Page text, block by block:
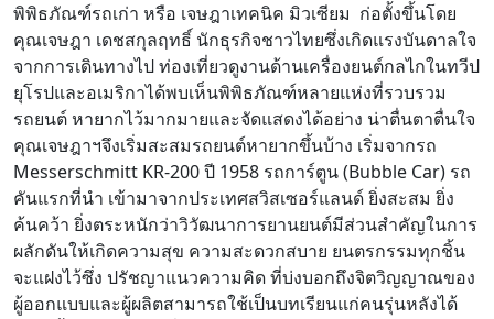
พิพิธภัณฑ์รถเก่า หรือ เจษฎาเทคนิค มิวเซียม ก่อตั้งขึ้นโดย
คุณเจษฎา เดชสกุลฤทธิ์ นักธุรกิจชาวไทยซึ่งเกิดแรงบันดาลใจ
จากการเดินทางไป ท่องเที่ยวดูงานด้านเครื่องยนต์กลไกในทวีป
ยุโรปและอเมริกาได้พบเห็นพิพิธภัณฑ์หลายแห่งที่รวบรวม
รถยนต์ หายากไว้มากมายและจัดแสดงได้อย่าง น่าตื่นตาตื่นใจ
คุณเจษฎาฯจึงเริ่มสะสมรถยนต์หายากขึ้นบ้าง เริ่มจากรถ
Messerschmitt KR-200 ปี 1958 รถการ์ตูน (Bubble Car) รถ
คันแรกที่นำ เข้ามาจากประเทศสวิสเซอร์แลนด์ ยิ่งสะสม ยิ่ง
ค้นคว้า ยิ่งตระหนักว่าวิวัฒนาการยานยนต์มีส่วนสำคัญในการ
ผลักดันให้เกิดความสุข ความสะดวกสบาย ยนตรกรรมทุกชิ้น
จะแฝงไว้ซึ่ง ปรัชญาแนวความคิด ที่บ่งบอกถึงจิตวิญญาณของ
ผู้ออกแบบและผู้ผลิตสามารถใช้เป็นบทเรียนแก่คนรุ่นหลังได้